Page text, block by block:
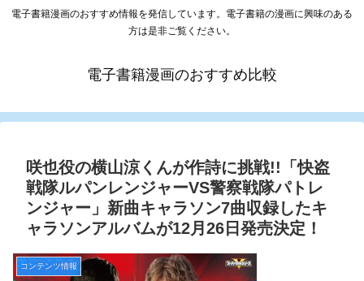
電子書籍漫画のおすすめ情報を発信しています。電子書籍の漫画に興味のある
方は是非ご覧ください。
電子書籍漫画のおすすめ比較
咲也役の横山涼くんが作詩に挑戦!!「快盗
戦隊ルパンレンジャーVS警察戦隊パトレ
ンジャー」新曲キャラソン7曲収録したキ
ャラソンアルバムが12月26日発売決定！
コンテンツ情報